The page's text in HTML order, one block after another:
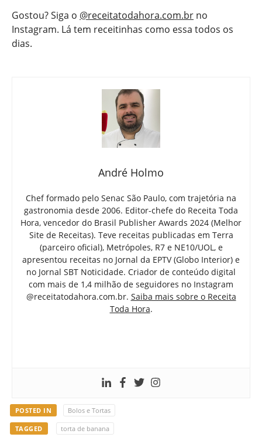
Gostou? Siga o @receitatodahora.com.br no
Instagram. Lá tem receitinhas como essa todos os
dias.
André Holmo
Chef formado pelo Senac São Paulo, com trajetória na
gastronomia desde 2006. Editor-chefe do Receita Toda
Hora, vencedor do Brasil Publisher Awards 2024 (Melhor
Site de Receitas). Teve receitas publicadas em Terra
(parceiro oficial), Metrópoles, R7 e NE10/UOL, e
apresentou receitas no Jornal da EPTV (Globo Interior) e
no Jornal SBT Noticidade. Criador de conteúdo digital
com mais de 1,4 milhão de seguidores no Instagram
@receitatodahora.com.br. Saiba mais sobre o Receita
Toda Hora.
POSTED IN Bolos e Tortas
TAGGED torta de banana